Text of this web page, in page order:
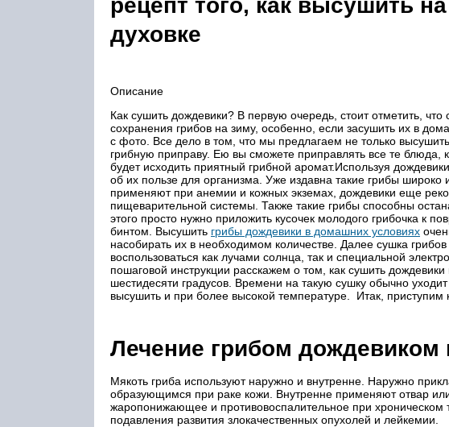
рецепт того, как высушить
духовке
Описание
Как сушить дождевики? В первую очередь, стоит отметить,
сохранения грибов на зиму, особенно, если засушить их в
с фото. Все дело в том, что мы предлагаем не только
грибную приправу. Ею вы сможете приправлять все те блюда,
будет исходить приятный грибной аромат.Используя
об их пользе для организма. Уже издавна такие грибы
применяют при анемии и кожных экземах, дождевики еще
пищеварительной системы. Также такие грибы способны
этого просто нужно приложить кусочек молодого грибочка к
бинтом. Высушить грибы дождевики в домашних условиях
насобирать их в необходимом количестве. Далее сушка
воспользоваться как лучами солнца, так и специальной
пошаговой инструкции расскажем о том, как сушить
шестидесяти градусов. Времени на такую сушку обычно
высушить и при более высокой температуре. Итак, приступим
Лечение грибом дождевиком
Мякоть гриба используют наружно и внутрен­не. Наружно
образующимся при раке кожи. Внутренне применяют отвар
жаропонижающее и противовоспалительное при хроническом
подавления развития злокачественных опухолей и лейкемии.